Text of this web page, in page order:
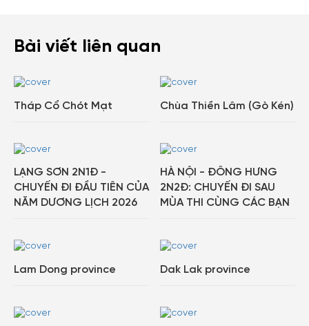
Bài viết liên quan
Tháp Cổ Chót Mạt Chùa Thiền Lâm (Gò Kén)
LẠNG SƠN 2N1Đ -
CHUYẾN ĐI ĐẦU TIÊN CỦA
NĂM DƯƠNG LỊCH 2026
HÀ NỘI - ĐÔNG HƯNG
2N2Đ: CHUYẾN ĐI SAU
MÙA THI CÙNG CÁC BẠN
Lam Dong province Dak Lak province